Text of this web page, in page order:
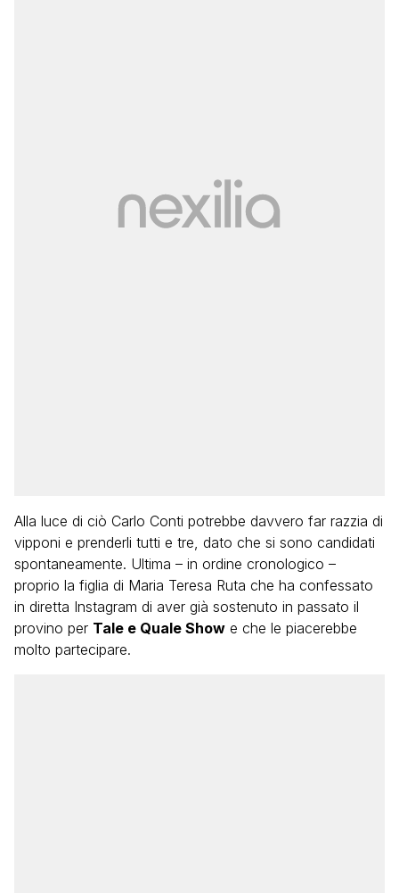
Alla luce di ciò Carlo Conti potrebbe davvero far razzia di
vipponi e prenderli tutti e tre, dato che si sono candidati
spontaneamente. Ultima – in ordine cronologico –
proprio la figlia di Maria Teresa Ruta che ha confessato
in diretta Instagram di aver già sostenuto in passato il
provino per Tale e Quale Show e che le piacerebbe
molto partecipare.